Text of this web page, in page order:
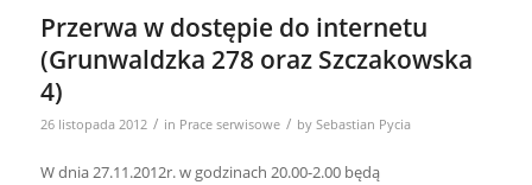
Przerwa w dostępie do internetu
(Grunwaldzka 278 oraz Szczakowska
4)
26 listopada 2012 / in Prace serwisowe / by Sebastian Pycia
W dnia 27.11.2012r. w godzinach 20.00-2.00 będą